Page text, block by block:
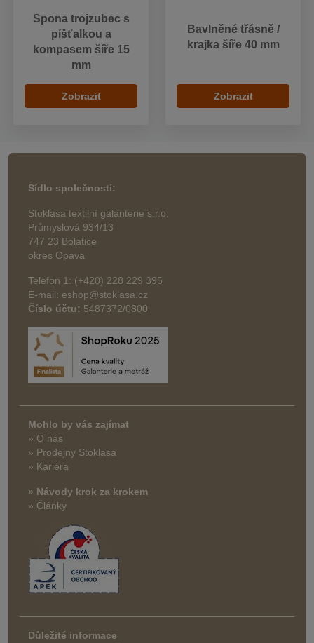
Spona trojzubec s
píšťalkou a
kompasem šíře 15
mm
Zobrazit
Bavlněné třásně /
krajka šíře 40 mm
Zobrazit
Sídlo společnosti:
Stoklasa textilní galanterie s.r.o.
Průmyslová 934/13
747 23 Bolatice
okres Opava
Telefon 1: (+420) 228 229 395
E-mail: eshop@stoklasa.cz
Číslo účtu: 5487372/0800
Mohlo by vás zajímat
» O nás
» Prodejny Stoklasa
» Kariéra
» Návody krok za krokem
» Články
Důležité informace